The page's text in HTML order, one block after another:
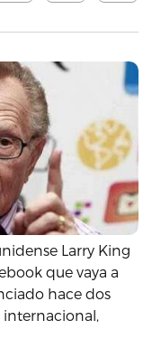
Larry King
que vaya a
hace dos